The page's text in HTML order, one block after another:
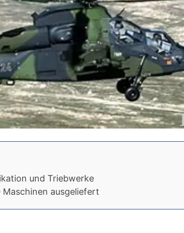
und Triebwerke
ausgeliefert